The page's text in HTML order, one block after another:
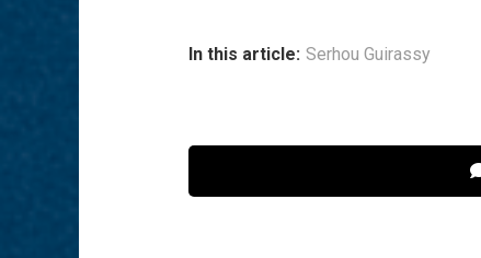
In this article: Serhou Guirassy